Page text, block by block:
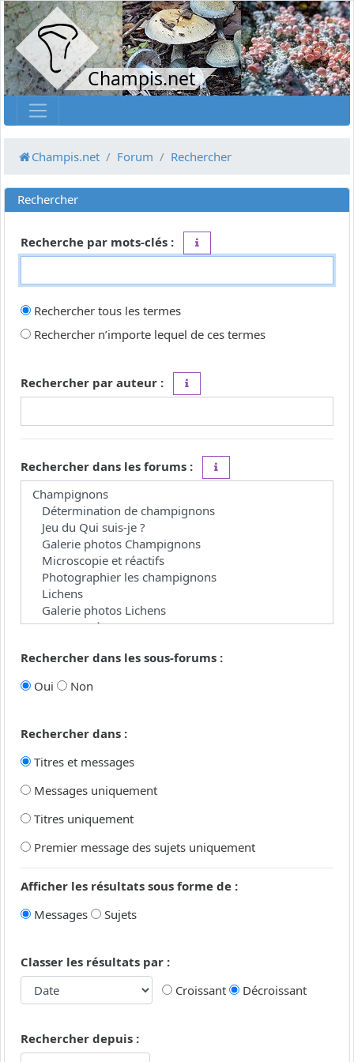
Champis.net
Champis.net Forum Rechercher
Rechercher
Recherche par mots-clés :
Rechercher tous les termes
Rechercher n’importe lequel de ces termes
Rechercher par auteur :
Rechercher dans les forums :
Rechercher dans les sous-forums :
Oui
Non
Rechercher dans :
Titres et messages
Messages uniquement
Titres uniquement
Premier message des sujets uniquement
Afficher les résultats sous forme de :
Messages
Sujets
Classer les résultats par :
Croissant
Décroissant
Rechercher depuis :